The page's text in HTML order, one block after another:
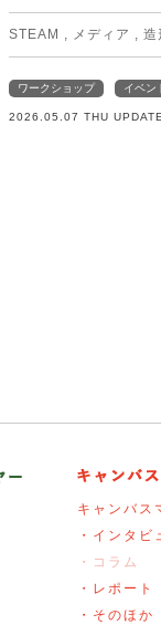
STEAM , メディア , 造
ワークショップ イベン
2026.05.07 THU
キャンバス
・インタビ
・コラム
・レポート
・そのほか